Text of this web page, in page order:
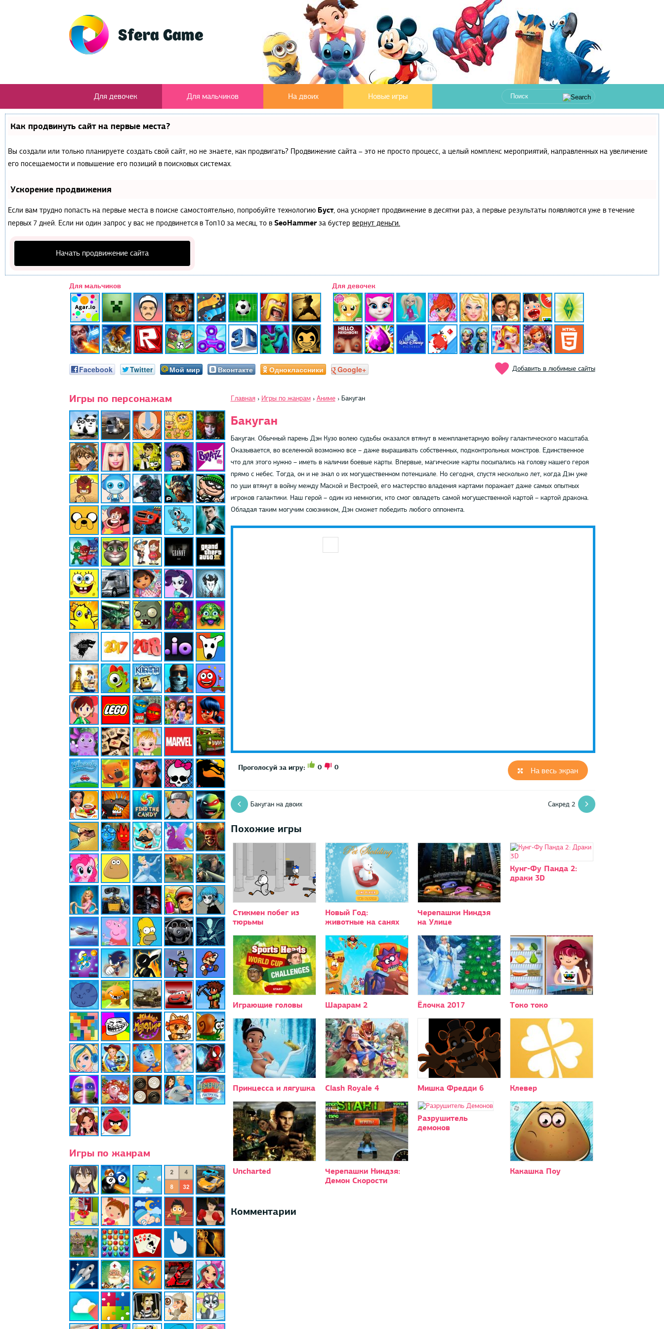
Для девочек Для мальчиков На двоих Новые игры
Как продвинуть сайт на первые места?
Вы создали или только планируете создать свой сайт, но не знаете, как продвигать? Продвижение сайта – это не просто процесс, а целый комплекс мероприятий, направленных на увеличение
его посещаемости и повышение его позиций в поисковых системах.
Ускорение продвижения
Если вам трудно попасть на первые места в поиске самостоятельно, попробуйте технологию Буст, она ускоряет продвижение в десятки раз, а первые результаты появляются уже в течение
первых 7 дней. Если ни один запрос у вас не продвинется в Топ10 за месяц, то в SeoHammerза бустер вернут деньги.
Начать продвижение сайта
Для мальчиков Для девочек
Facebook Twitter Мой мир Вконтакте Одноклассники Google+ Добавить в любимые сайты
Игры по персонажам
Игры по жанрам
Главная › Игры по жанрам › Аниме › Бакуган
Бакуган
Бакуган. Обычный парень Дэн Кузо волею судьбы оказался втянут в межпланетарную войну галактического масштаба.
Оказывается, во вселенной возможно все – даже выращивать собственных, подконтрольных монстров. Единственное
что для этого нужно – иметь в наличии боевые карты. Впервые, магические карты посыпались на голову нашего героя
прямо с небес. Тогда, он и не знал о их могущественном потенциале. Но сегодня, спустя несколько лет, когда Дэн уже
по уши втянут в войну между Маской и Вестроей, его мастерство владения картами поражает даже самых опытных
игроков галактики. Наш герой – один из немногих, кто смог овладеть самой могущественной картой – картой дракона.
Обладая таким могучим союзником, Дэн сможет победить любого оппонента.
На весь экран
Проголосуй за игру: 0 0
Бакуган на двоих Сакред 2
Похожие игры
Стикмен побег из
тюрьмы
Новый Год:
животные на санях
Черепашки Ниндзя
на Улице
Кунг-Фу Панда 2:
драки 3D
Играющие головы Шарарам 2 Ёлочка 2017 Токо токо
Принцесса и лягушка Clash Royale 4 Мишка Фредди 6 Клевер
Uncharted
Черепашки Ниндзя:
Демон Скорости
Разрушитель
демонов
Какашка Поу
Комментарии